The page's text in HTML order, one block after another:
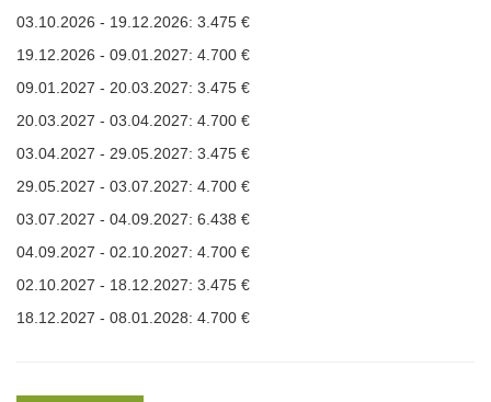
03.10.2026 - 19.12.2026: 3.475 €
19.12.2026 - 09.01.2027: 4.700 €
09.01.2027 - 20.03.2027: 3.475 €
20.03.2027 - 03.04.2027: 4.700 €
03.04.2027 - 29.05.2027: 3.475 €
29.05.2027 - 03.07.2027: 4.700 €
03.07.2027 - 04.09.2027: 6.438 €
04.09.2027 - 02.10.2027: 4.700 €
02.10.2027 - 18.12.2027: 3.475 €
18.12.2027 - 08.01.2028: 4.700 €